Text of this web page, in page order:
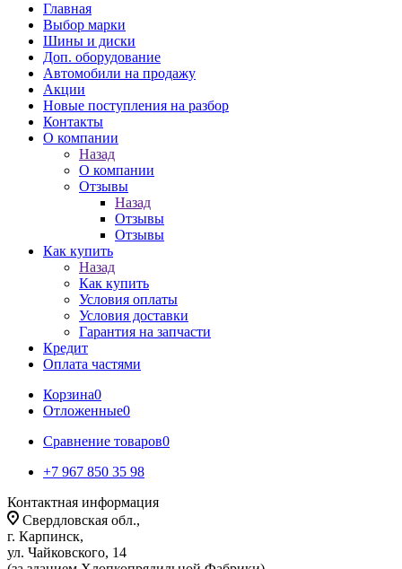
Главная
Выбор марки
Шины и диски
Доп. оборудование
Автомобили на продажу
Акции
Новые поступления на разбор
Контакты
О компании
Назад
О компании
Отзывы
Назад
Отзывы
Отзывы
Как купить
Назад
Как купить
Условия оплаты
Условия доставки
Гарантия на запчасти
Кредит
Оплата частями
Корзина0
Отложенные0
Сравнение товаров0
+7 967 850 35 98
Контактная информация
Свердловская обл.,
г. Карпинск,
ул. Чайковского, 14